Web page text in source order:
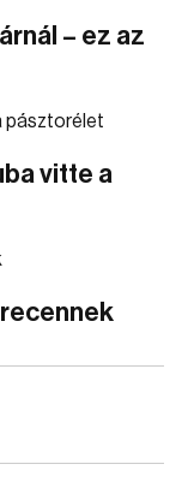
– ez az
vitte a